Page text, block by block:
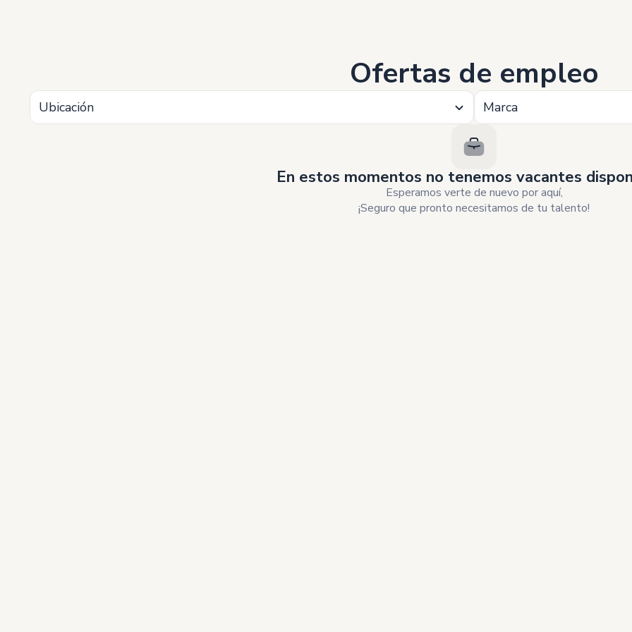
Ofertas de empleo
Ubicación Marca
En estos momentos no tenemos vacantes
Esperamos verte de nuevo por aquí,
¡Seguro que pronto necesitamos de tu talento!